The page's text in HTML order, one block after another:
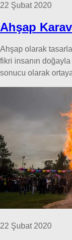
22 Şubat 2020
Ahşap
Ahşap olarak
fikri insanın
sonucu olarak ortaya
22 Şubat 2020